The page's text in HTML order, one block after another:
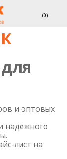
(0)
и оптовых
надежного
лист на